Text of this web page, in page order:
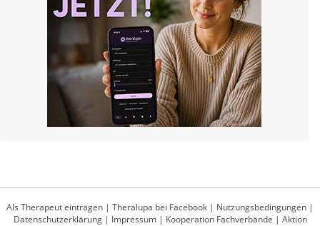
Als Therapeut eintragen | Theralupa bei Facebook | Nutzungsbedingungen |
Datenschutzerklärung| Impressum| Kooperation Fachverbände | Aktion